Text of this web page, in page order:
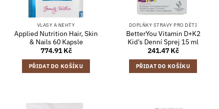
VLASY A NEHTY
Applied Nutrition Hair, Skin
& Nails 60 Kapsle
774.91Kč
PŘIDAT DO KOŠÍKU
DOPLŇKY STRAVY PRO DĚTI
BetterYou Vitamin D+K2
Kid’s Denní Sprej 15 ml
241.47 Kč
PŘIDAT DO KOŠÍKU